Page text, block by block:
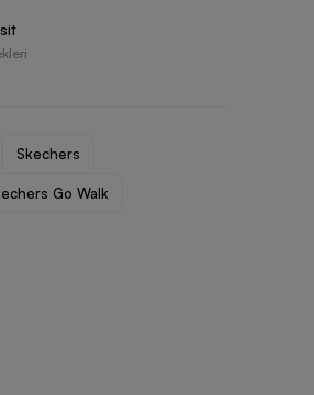
Skechers
Go Walk